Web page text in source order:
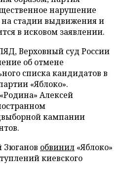
нарушение
на стадии выдвижения и
в исковом заявлении.
Верховный суд России
об отмене
списка кандидатов в
«Яблоко».
Алексей
кампании
обвинил «Яблоко»
киевского